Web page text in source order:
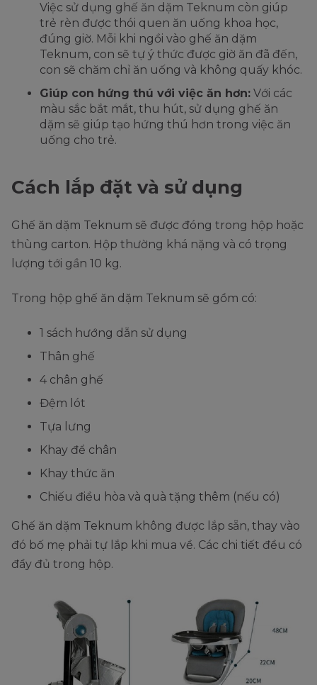
Việc sử dụng ghế ăn dặm Teknum còn giúp
trẻ rèn được thói quen ăn uống khoa học,
đúng giờ. Mỗi khi ngồi vào ghế ăn dặm
Teknum, con sẽ tự ý thức được giờ ăn đã đến,
con sẽ chăm chỉ ăn uống và không quấy khóc.
Giúp con hứng thú với việc ăn hơn: Với các
màu sắc bắt mắt, thu hút, sử dụng ghế ăn
dặm sẽ giúp tạo hứng thú hơn trong việc ăn
uống cho trẻ.
Cách lắp đặt và sử dụng
Ghế ăn dặm Teknum sẽ được đóng trong hộp hoặc
thùng carton. Hộp thường khá nặng và có trọng
lượng tới gần 10 kg.
Trong hộp ghế ăn dặm Teknum sẽ gồm có:
1 sách hướng dẫn sử dụng
Thân ghế
4 chân ghế
Đệm lót
Tựa lưng
Khay để chân
Khay thức ăn
Chiếu điều hòa và quà tặng thêm (nếu có)
Ghế ăn dặm Teknum không được lắp sẵn, thay vào
đó bố mẹ phải tự lắp khi mua về. Các chi tiết đều có
đầy đủ trong hộp.